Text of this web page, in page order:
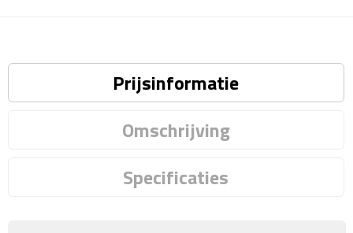
Auto telefoonhoudersPrijsinformatie
Omschrijving
Specificaties